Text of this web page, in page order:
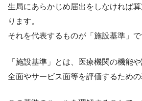
生局にあらかじめ届出をしなければ
ります。
それを代表するものが「施設基準」で
「施設基準」とは、医療機関の機能
全面やサービス面等を評価するための